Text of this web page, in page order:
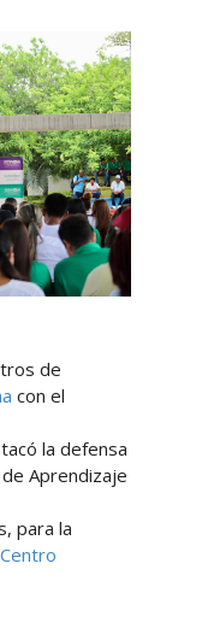
de
con el
la defensa
Aprendizaje
para la
Centro